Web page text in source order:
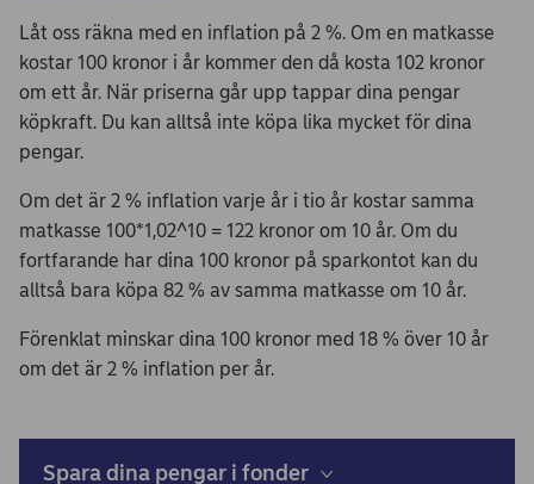
Låt oss räkna med en inflation på 2 %. Om en matkasse
kostar 100 kronor i år kommer den då kosta 102 kronor
om ett år. När priserna går upp tappar dina pengar
köpkraft. Du kan alltså inte köpa lika mycket för dina
pengar.
Om det är 2 % inflation varje år i tio år kostar samma
matkasse 100*1,02^10 = 122 kronor om 10 år. Om du
fortfarande har dina 100 kronor på sparkontot kan du
alltså bara köpa 82 % av samma matkasse om 10 år.
Förenklat minskar dina 100 kronor med 18 % över 10 år
om det är 2 % inflation per år.
Spara dina pengar i fonder